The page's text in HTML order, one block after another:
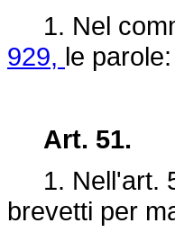
1. Nel
929, le
Art. 51.
1. Nell'art.
brevetti per